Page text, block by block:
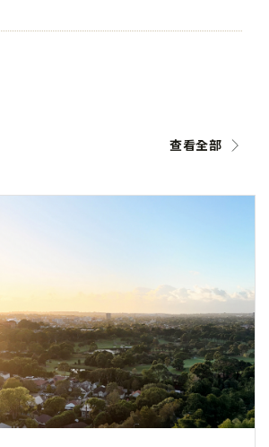
查看全部